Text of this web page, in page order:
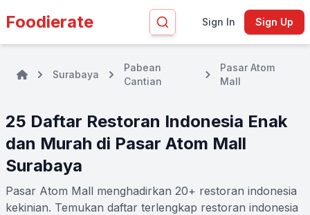
Foodierate Sign In Sign Up
Surabaya
Pabean
Cantian
Pasar Atom
Mall
25 Daftar Restoran Indonesia Enak
dan Murah di Pasar Atom Mall
Surabaya
Pasar Atom Mall menghadirkan 20+ restoran indonesia
kekinian. Temukan daftar terlengkap restoran indonesia